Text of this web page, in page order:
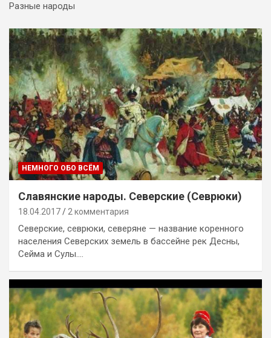
Разные народы
НЕМНОГО ОБО ВСЁМ
Славянские народы. Северские (Севрюки)
18.04.2017 2 комментария
Северские, севрюки, северяне — название коренного
населения Северских земель в бассейне рек Десны,
Сейма и Сулы.…